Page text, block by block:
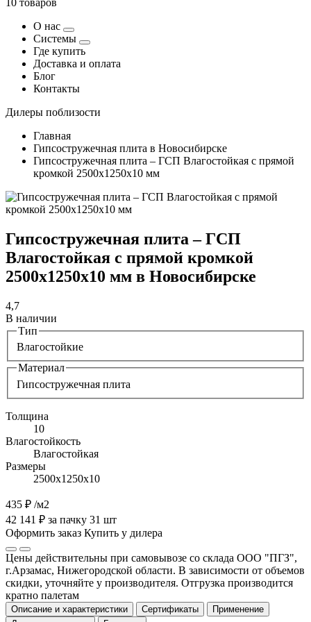
10 товаров
О нас
Системы
Где купить
Доставка и оплата
Блог
Контакты
Дилеры поблизости
Главная
Гипсостружечная плита в Новосибирске
Гипсостружечная плита – ГСП Влагостойкая с прямой
кромкой 2500х1250х10 мм
Гипсостружечная плита – ГСП
Влагостойкая с прямой кромкой
2500х1250х10 мм в Новосибирске
4,7
В наличии
Тип
Влагостойкие
Материал
Гипсостружечная плита
Толщина
10
Влагостойкость
Влагостойкая
Размеры
2500х1250х10
435 ₽ /м2
42 141 ₽ за пачку 31 шт
Оформить заказ Купить у дилера
Цены действительны при самовывозе со склада ООО "ПГЗ",
г.Арзамас, Нижегородской области. В зависимости от объемов
скидки, уточняйте у производителя. Отгрузка производится
кратно палетам
Описание и характеристики Сертификаты
Применение